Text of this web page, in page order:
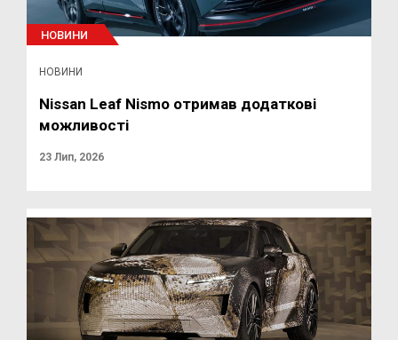
НОВИНИ
НОВИНИ
Nissan Leaf Nismo отримав додаткові
можливості
23 Лип, 2026